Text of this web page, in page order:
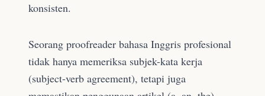
konsisten.
Seorang proofreader bahasa Inggris profesional
tidak hanya memeriksa subjek-kata kerja
(subject-verb agreement), tetapi juga